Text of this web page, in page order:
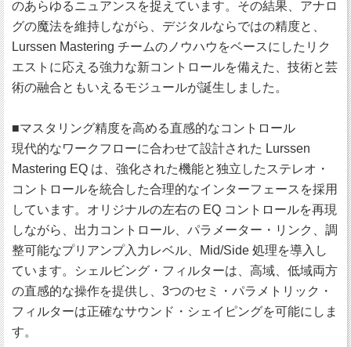
のあらゆるニュアンスを捉えています。その結果、アナロ
グの魔法を維持しながら、デジタルならではの精度と、
Lurssen Mastering チームのノウハウをベースにしたリク
エストに応える強力な新コントロールを備えた、技術と芸
術の融合ともいえるモジュールが誕生しました。
■マスタリング精度を高める直感的なコントロール
現代的なワークフローに合わせて設計された Lurssen
Mastering EQ は、強化された機能と独立したステレオ・
コントロールを統合した合理的なインターフェースを採用
しています。オリジナルの左右の EQ コントロールを再現
しながら、出力コントロール、パラメーター・リンク、調
整可能なプリアンプ入力レベル、Mid/Side 処理を導入し
ています。シェルビング・フィルターは、高域、低域両方
の直感的な操作を提供し、3つのセミ・パラメトリック・
フィルターは正確なサウンド・シェイピングを可能にしま
す。